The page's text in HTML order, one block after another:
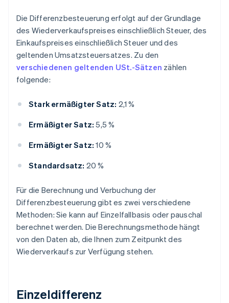
Die Differenzbesteuerung erfolgt auf der Grundlage
des Wiederverkaufspreises einschließlich Steuer, des
Einkaufspreises einschließlich Steuer und des
geltenden Umsatzsteuersatzes. Zu den
verschiedenen geltenden USt.-Sätzen zählen
folgende:
Stark ermäßigter Satz: 2,1 %
Ermäßigter Satz: 5,5 %
Ermäßigter Satz: 10 %
Standardsatz: 20 %
Für die Berechnung und Verbuchung der
Differenzbesteuerung gibt es zwei verschiedene
Methoden: Sie kann auf Einzelfallbasis oder pauschal
berechnet werden. Die Berechnungsmethode hängt
von den Daten ab, die Ihnen zum Zeitpunkt des
Wiederverkaufs zur Verfügung stehen.
Einzeldifferenz